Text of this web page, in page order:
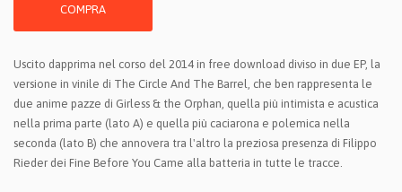
COMPRA
Uscito dapprima nel corso del 2014 in free download diviso in due EP, la
versione in vinile di The Circle And The Barrel, che ben rappresenta le
due anime pazze di Girless & the Orphan, quella più intimista e acustica
nella prima parte (lato A) e quella più caciarona e polemica nella
seconda (lato B) che annovera tra l'altro la preziosa presenza di Filippo
Rieder dei Fine Before You Came alla batteria in tutte le tracce.